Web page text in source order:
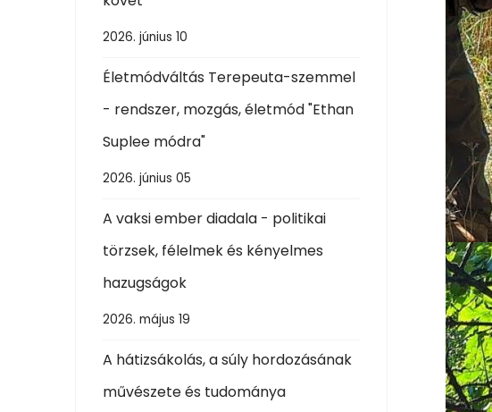
2026. június 10
Életmódváltás Terepeuta-szemmel
- rendszer, mozgás, életmód "Ethan
Suplee módra"
2026. június 05
A vaksi ember diadala - politikai
törzsek, félelmek és kényelmes
hazugságok
2026. május 19
A hátizsákolás, a súly hordozásának
művészete és tudománya